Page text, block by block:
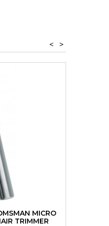
>
<
MICRO
TRIMMER